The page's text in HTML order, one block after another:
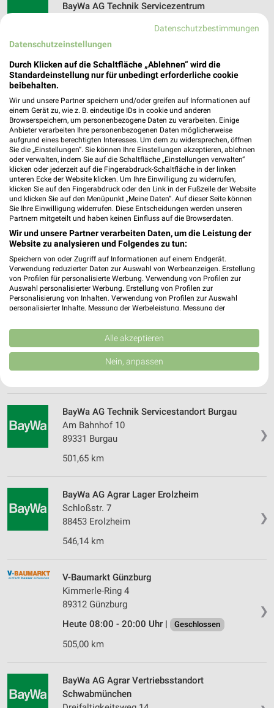
BayWa AG Technik Servicezentrum
86424 Dinkelscherben
505,07 km
OBI Jettingen-Scheppach
Messerschmittstr. 6
89343 Jettingen-Scheppach
Heute 08:30 - 19:00 Uhr | Geschlossen
503,29 km • Angebote: 1 Prospekt
V-Baumarkt Bad Wörishofen
Siemensstraße 1
86825 Bad Wörishofen
Heute 08:00 - 20:00 Uhr |
538,21 km
Sonderpreis Baumarkt Bad Wörishofen
86825 Bad Wörishofen
Heute 08:00 - 16:00 Uhr |
❯
BayWa AG Technik Servicestandort Burgau
Am Bahnhof 10
89331 Burgau
501,65 km
❯
BayWa AG Agrar Lager Erolzheim
Schloßstr. 7
88453 Erolzheim
546,14 km
❯
V-Baumarkt Günzburg
Kimmerle-Ring 4
89312 Günzburg
Heute 08:00 - 20:00 Uhr |
Geschlossen
505,00 km
BayWa AG Agrar Vertriebsstandort
Schwabmünchen
Datenschutzbestimmungen
Datenschutzeinstellungen
Durch Klicken auf die Schaltfläche „Ablehnen“ wird die
Standardeinstellung nur für unbedingt erforderliche cookie
beibehalten.
Wir und unsere Partner speichern und/oder greifen auf Informationen auf
einem Gerät zu, wie z. B. eindeutige IDs in cookie und anderen
Browserspeichern, um personenbezogene Daten zu verarbeiten. Einige
Anbieter verarbeiten Ihre personenbezogenen Daten möglicherweise
aufgrund eines berechtigten Interesses. Um dem zu widersprechen, öffnen
Sie die „Einstellungen“. Sie können Ihre Einstellungen akzeptieren, ablehnen
oder verwalten, indem Sie auf die Schaltfläche „Einstellungen verwalten“
klicken oder jederzeit auf die Fingerabdruck-Schaltfläche in der linken
unteren Ecke der Website klicken. Um Ihre Einwilligung zu widerrufen,
klicken Sie auf den Fingerabdruck oder den Link in der Fußzeile der Website
und klicken Sie auf den Menüpunkt „Meine Daten“. Auf dieser Seite können
Sie Ihre Einwilligung widerrufen. Diese Entscheidungen werden unseren
Partnern mitgeteilt und haben keinen Einfluss auf die Browserdaten.
Wir und unsere Partner verarbeiten Daten, um die Leistung der
Website zu analysieren und Folgendes zu tun:
Speichern von oder Zugriff auf Informationen auf einem Endgerät.
Verwendung reduzierter Daten zur Auswahl von Werbeanzeigen. Erstellung
von Profilen für personalisierte Werbung. Verwendung von Profilen zur
Auswahl personalisierter Werbung. Erstellung von Profilen zur
Personalisierung von Inhalten. Verwendung von Profilen zur Auswahl
personalisierter Inhalte. Messung der Werbeleistung. Messung der
Kombinationen von Daten aus verschiedenen Quellen. Entwicklung und
Verbesserung der Angebote. Verwendung reduzierter Daten zur Auswahl
von Inhalten.
Daten können außerhalb der Europäischen Union weitergegeben und in die
USA gesendet werden.
Website/App.
Partnerliste anzeigen (1 IAB-Anbieter)
Wir nutzen Ihre Daten für folgende Zwecke:
IAB-Verarbeitungszwecke:
Speichern von oder Zugriff auf Informationen
Verwendung reduzierter Daten zur Auswahl von
Werbeanzeigen
Erstellung von Profilen für personalisierte
personalisierter Werbung
Erstellung von Profilen zur Personalisierung
von Inhalten
personalisierter Inhalte
Messung der Performance von Inhalten
Alle akzeptieren
Nein, anpassen